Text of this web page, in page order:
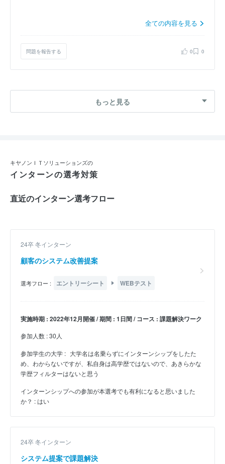
全ての内容を見る
問題を報告する 0 0
もっと見る
キヤノンＩＴソリューションズの
インターンの選考対策
直近のインターン選考フロー
24卒 冬インターン
顧客のシステム改善提案
選考フロー : エントリーシート WEBテスト
実施時期 : 2022年12月開催 / 期間 : 1日間 / コース : 課題解決ワーク
参加人数 : 30人
参加学生の大学 : 大学名は名乗らずにインターンシップをしたた
め、わからないですが、私自身は高学歴ではないので、あきらかな
学歴フィルターはないと思う
インターンシップへの参加が本選考でも有利になると思いました
か？ : はい
24卒 冬インターン
システム提案で課題解決